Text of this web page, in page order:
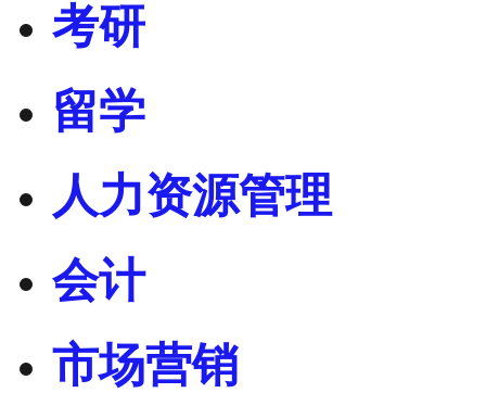
考研
留学
人力资源管理
会计
市场营销